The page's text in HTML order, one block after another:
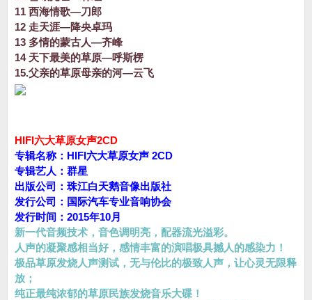
11 西海情歌—刀郎
12 走天涯—降央卓玛
13 多情的蒙古人—齐峰
14 天下最美的草原—呼斯楞
15.父亲的草原母亲的河—云飞
HIFI六大草原女声2CD
专辑名称：HIFI六大草原女声 2CD
专辑艺人：群星
出版公司：珠江白天鹅音像出版社
发行公司：国际汽车专业音响协会
发行时间：2015年10月
新一代音频技术，音色调明亮，配器流光溢彩。
人声的凝聚感相当好，感情丰富的演唱极具撼人的感染力！
极品草原发烧人声测试，无与伦比的极致人声，让心灵无限释
放；
纯正最纯浓郁的草原民族发烧音乐大碟！